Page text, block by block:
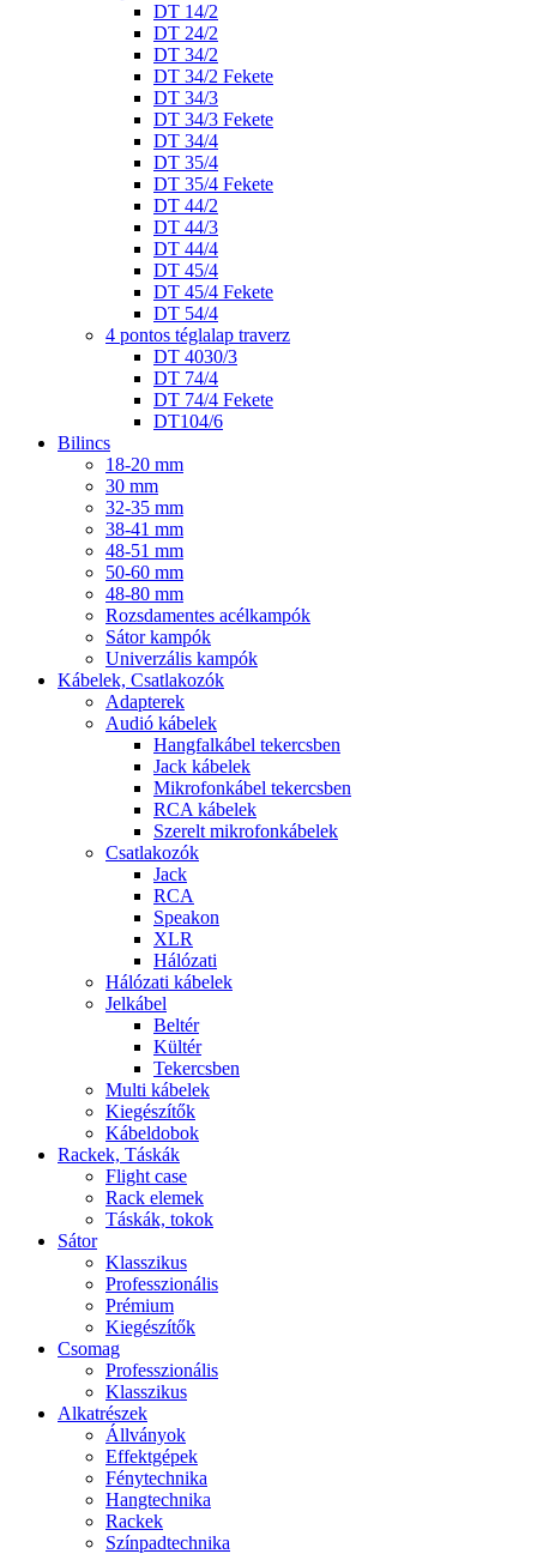
DT 14/2
DT 24/2
DT 34/2
DT 34/2 Fekete
DT 34/3
DT 34/3 Fekete
DT 34/4
DT 35/4
DT 35/4 Fekete
DT 44/2
DT 44/3
DT 44/4
DT 45/4
DT 45/4 Fekete
DT 54/4
4 pontos téglalap traverz
DT 4030/3
DT 74/4
DT 74/4 Fekete
DT104/6
Bilincs
18-20 mm
30 mm
32-35 mm
38-41 mm
48-51 mm
50-60 mm
48-80 mm
Rozsdamentes acélkampók
Sátor kampók
Univerzális kampók
Kábelek, Csatlakozók
Adapterek
Audió kábelek
Hangfalkábel tekercsben
Jack kábelek
Mikrofonkábel tekercsben
RCA kábelek
Szerelt mikrofonkábelek
Csatlakozók
Jack
RCA
Speakon
XLR
Hálózati
Hálózati kábelek
Jelkábel
Beltér
Kültér
Tekercsben
Multi kábelek
Kiegészítők
Kábeldobok
Rackek, Táskák
Flight case
Rack elemek
Táskák, tokok
Sátor
Klasszikus
Professzionális
Prémium
Kiegészítők
Csomag
Professzionális
Klasszikus
Alkatrészek
Állványok
Effektgépek
Fénytechnika
Hangtechnika
Rackek
Színpadtechnika